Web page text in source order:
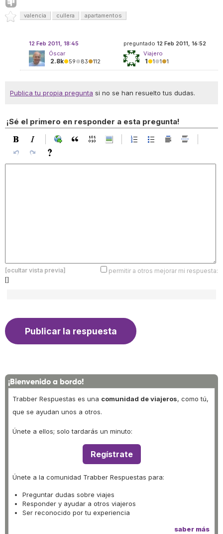
valencia cullera apartamentos
preguntado 12 Feb 2011, 16:52
Viajero
1●1●1●1
12 Feb 2011, 18:45
Óscar
2.8k●59●83●112
Publica tu propia pregunta si no se han resuelto tus dudas.
¡Sé el primero en responder a esta pregunta!
[ocultar vista previa]
permitir a otros mejorar mi respuesta:
[]
¡Bienvenido a bordo!
Trabber Respuestas es una comunidad de viajeros, como tú,
que se ayudan unos a otros.
Únete a ellos; solo tardarás un minuto:
Regístrate
Únete a la comunidad Trabber Respuestas para:
Preguntar dudas sobre viajes
Responder y ayudar a otros viajeros
Ser reconocido por tu experiencia
saber más